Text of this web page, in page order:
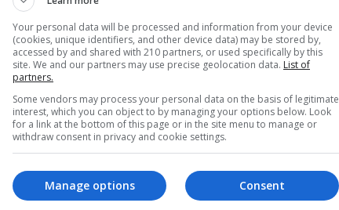
Una Sudamérica de izquierda puede
con el viraje de varios gobiernos hacia la
ambiente geopolítico, que si bien no es
por ejemplo Boric, el presidente chileno, ha
de derechos humanos en Venezuela, si ha
a la crisis venezolana. De manera
se han retomado las relaciones con el
se han reabierto las fronteras y se ha propuesto
los organismos de control, la conversación con la
Your personal data will be processed and information from your device
(cookies, unique identifiers, and other device data) may be stored by,
accessed by and shared with 210 partners, or used specifically by this
site. We and our partners may use precise geolocation data. List of
partners.
Some vendors may process your personal data on the basis of legitimate
interest, which you can object to by managing your options below. Look
for a link at the bottom of this page or in the site menu to manage or
withdraw consent in privacy and cookie settings.
Consent
Manage options